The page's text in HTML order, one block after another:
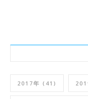
2017年 (41)